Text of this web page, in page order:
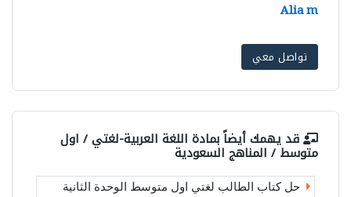
Alia m
تواصل معي
قد يهمك أيضاً بمادة اللغة العربية-لغتي / اول
متوسط / المناهج السعودية
حل كتاب الطالب لغتي اول متوسط الوحدة الثانية